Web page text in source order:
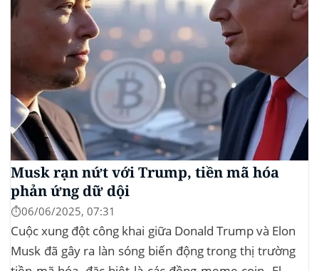
Musk rạn nứt với Trump, tiền mã hóa
phản ứng dữ dội
⏱️06/06/2025, 07:31
Cuộc xung đột công khai giữa Donald Trump và Elon
Musk đã gây ra làn sóng biến động trong thị trường